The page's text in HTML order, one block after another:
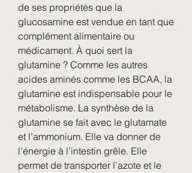
de ses propriétés que la
glucosamine est vendue en tant que
complément alimentaire ou
médicament. À quoi sert la
glutamine ? Comme les autres
acides aminés comme les BCAA, la
glutamine est indispensable pour le
métabolisme. La synthèse de la
glutamine se fait avec le glutamate
et l’ammonium. Elle va donner de
l’énergie à l’intestin grêle. Elle
permet de transporter l’azote et le